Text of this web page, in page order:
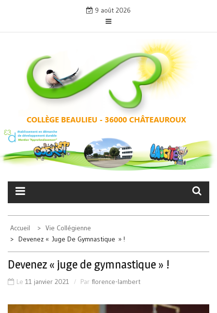
content
9 août 2026
COLLÈGE BEAULIEU –
CHÂTEAUROUX
Accueil
Vie Collégienne
Devenez « Juge De Gymnastique » !
Devenez « juge de gymnastique » !
Le 11 janvier 2021 Par florence-lambert